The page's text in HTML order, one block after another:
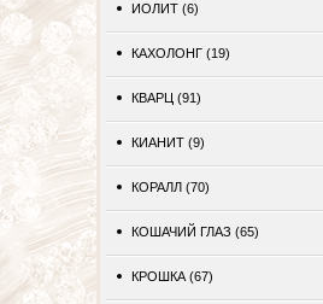
ИОЛИТ (6)
КАХОЛОНГ (19)
КВАРЦ (91)
КИАНИТ (9)
КОРАЛЛ (70)
КОШАЧИЙ ГЛАЗ (65)
КРОШКА (67)